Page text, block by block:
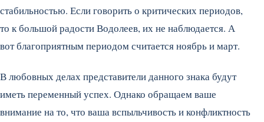
стабильностью. Если говорить о критических периодов,
то к большой радости Водолеев, их не наблюдается. А
вот благоприятным периодом считается ноябрь и март.
В любовных делах представители данного знака будут
иметь переменный успех. Однако обращаем ваше
внимание на то, что ваша вспыльчивость и конфликтность